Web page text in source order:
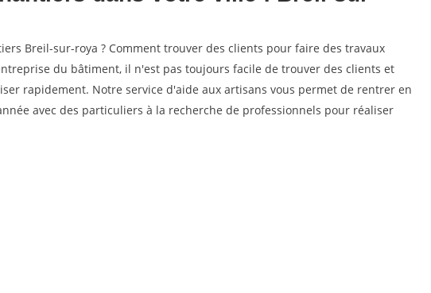
Breil-sur-roya ? Comment trouver des clients pour faire des travaux
du bâtiment, il n'est pas toujours facile de trouver des clients et
rapidement. Notre service d'aide aux artisans vous permet de rentrer en
avec des particuliers à la recherche de professionnels pour réaliser